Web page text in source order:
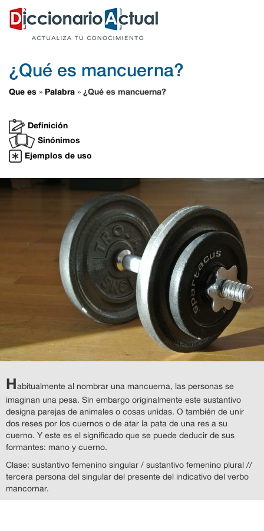
¿Qué es mancuerna?
Que es » Palabra » ¿Qué es mancuerna?
Definición
Sinónimos
Ejemplos de uso
Habitualmente al nombrar una mancuerna, las personas se
imaginan una pesa. Sin embargo originalmente este sustantivo
designa parejas de animales o cosas unidas. O también de unir
dos reses por los cuernos o de atar la pata de una res a su
cuerno. Y este es el significado que se puede deducir de sus
formantes: mano y cuerno.
Clase: sustantivo femenino singular / sustantivo femenino plural //
tercera persona del singular del presente del indicativo del verbo
mancornar.